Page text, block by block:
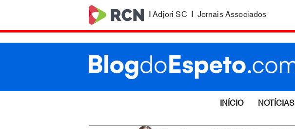
|Adjori SC | Jornais Associados
INÍCIO NOTÍCIAS